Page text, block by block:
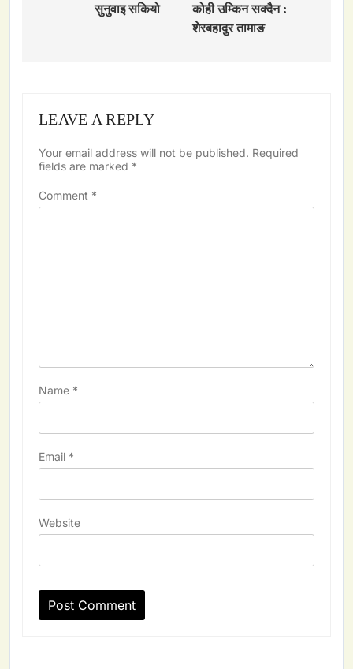
सुनुवाइ सकियो
कोही उम्किन सक्दैन :
शेरबहादुर तामाङ
LEAVE A REPLY
Your email address will not be published. Required
fields are marked *
Comment *
Name *
Email *
Website